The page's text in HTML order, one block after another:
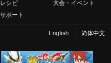
シピ
大会・イベント
ポート
English 简体中文